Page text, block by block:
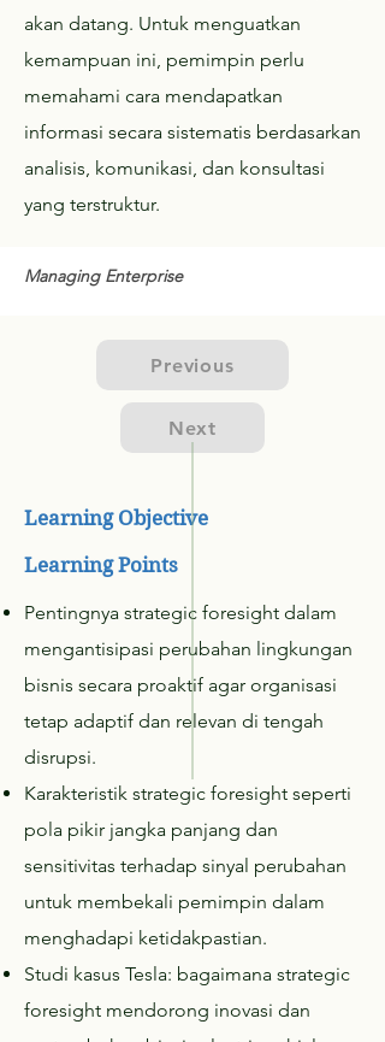
akan datang. Untuk menguatkan
kemampuan ini, pemimpin perlu
memahami cara mendapatkan
informasi secara sistematis berdasarkan
analisis, komunikasi, dan konsultasi
yang terstruktur.
Managing Enterprise
Previous
Next
Learning Objective
Learning Points
Pentingnya strategic foresight dalam
mengantisipasi perubahan lingkungan
bisnis secara proaktif agar organisasi
tetap adaptif dan relevan di tengah
disrupsi.
Karakteristik strategic foresight seperti
pola pikir jangka panjang dan
sensitivitas terhadap sinyal perubahan
untuk membekali pemimpin dalam
menghadapi ketidakpastian.
Studi kasus Tesla: bagaimana strategic
foresight mendorong inovasi dan